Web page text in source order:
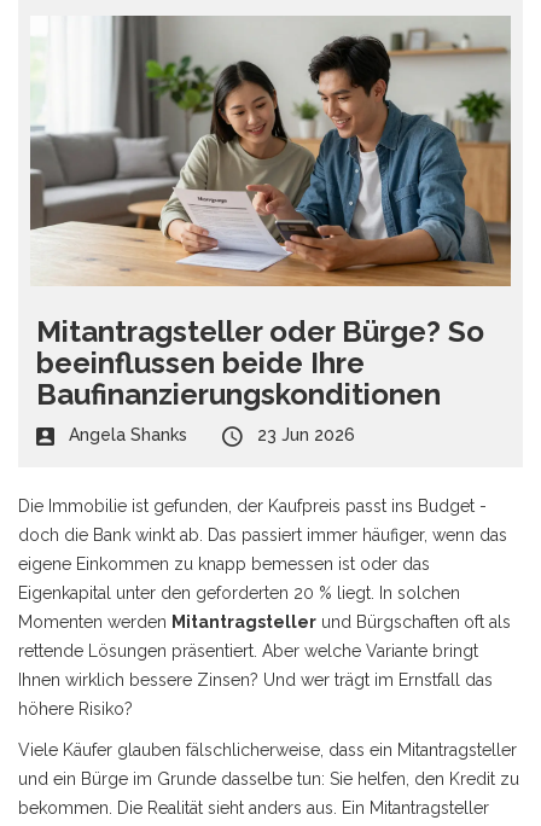
Mitantragsteller oder Bürge? So
beeinflussen beide Ihre
Baufinanzierungskonditionen
Angela Shanks 23 Jun 2026
Die Immobilie ist gefunden, der Kaufpreis passt ins Budget -
doch die Bank winkt ab. Das passiert immer häufiger, wenn das
eigene Einkommen zu knapp bemessen ist oder das
Eigenkapital unter den geforderten 20 % liegt . In solchen
Momenten werden Mitantragsteller und Bürgschaften oft als
rettende Lösungen präsentiert. Aber welche Variante bringt
Ihnen wirklich bessere Zinsen? Und wer trägt im Ernstfall das
höhere Risiko?
Viele Käufer glauben fälschlicherweise, dass ein Mitantragsteller
und ein Bürge im Grunde dasselbe tun: Sie helfen, den Kredit zu
bekommen. Die Realität sieht anders aus. Ein Mitantragsteller